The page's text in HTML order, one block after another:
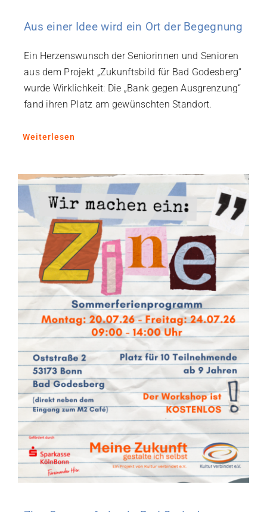
Aus einer Idee wird ein Ort der Begegnung
Ein Herzenswunsch der Seniorinnen und Senioren
aus dem Projekt „Zukunftsbild für Bad Godesberg“
wurde Wirklichkeit: Die „Bank gegen Ausgrenzung“
fand ihren Platz am gewünschten Standort.
Weiterlesen